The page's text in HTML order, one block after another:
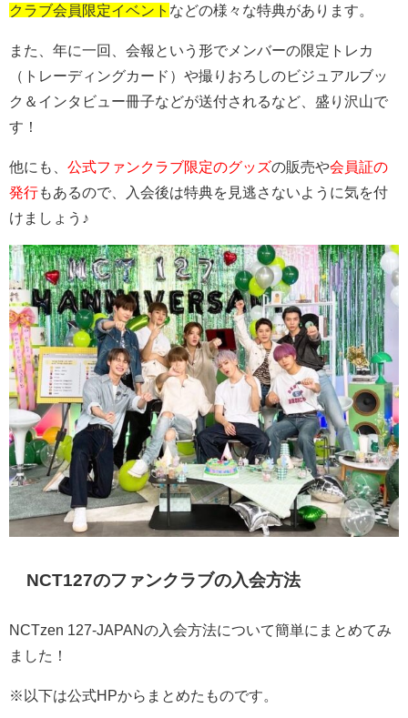
クラブ会員限定イベント などの様々な特典があります。
また、年に一回、会報という形でメンバーの限定トレカ
（トレーディングカード）や撮りおろしのビジュアルブッ
ク＆インタビュー冊子などが送付されるなど、盛り沢山で
す！
他にも、 公式ファンクラブ限定のグッズの販売や会員証の
発行もあるので、入会後は特典を見逃さないように気を付
けましょう♪
NCT127のファンクラブの入会方法
NCTzen 127-JAPANの入会方法について簡単にまとめてみ
ました！
※以下は公式HPからまとめたものです。